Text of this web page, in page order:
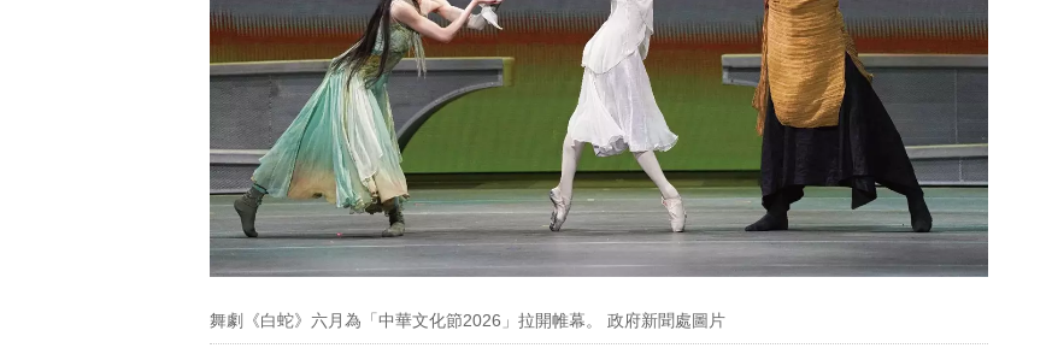
舞劇《白蛇》六月為「中華文化節2026」拉開帷幕。 政府新聞處圖片